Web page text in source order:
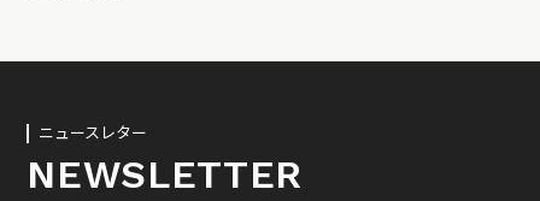
ニュースレター
NEWSLETTER